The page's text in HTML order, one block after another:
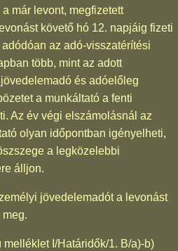
már levont, megfizetett
követő hó 12. napjáig fizeti
az adó-visszatérítési
több, mint az adott
és adóelőleg
a munkáltató a fenti
Az év végi elszámolásnál az
olyan időpontban igényelheti,
a legközelebbi
álljon.
jövedelemadót a levonást
melléklet I/Határidők/1. B/a)-b)